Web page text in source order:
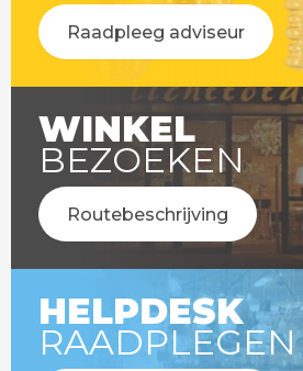
Raadpleeg adviseur
WINKEL
BEZOEKEN
Routebeschrijving
HELPDESK
RAADPLEGEN